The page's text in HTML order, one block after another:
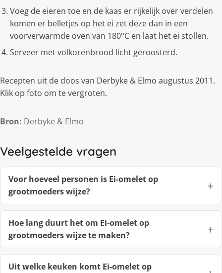
Voeg de eieren toe en de kaas er rijkelijk over verdelen
komen er belletjes op het ei zet deze dan in een
voorverwarmde oven van 180°C en laat het ei stollen.
Serveer met volkorenbrood licht geroosterd.
Recepten uit de doos van Derbyke & Elmo augustus 2011.
Klik op foto om te vergroten.
Bron: Derbyke & Elmo
Veelgestelde vragen
Voor hoeveel personen is Ei-omelet op
grootmoeders wijze?
Hoe lang duurt het om Ei-omelet op
grootmoeders wijze te maken?
Uit welke keuken komt Ei-omelet op